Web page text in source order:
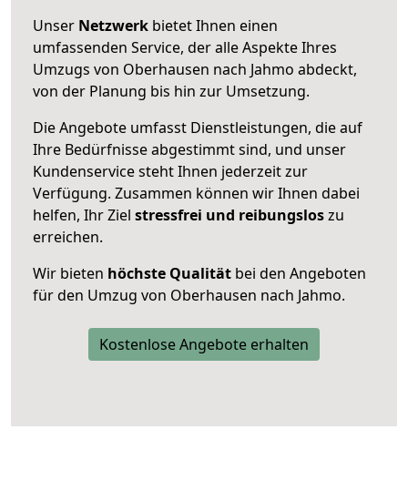
Unser Netzwerk bietet Ihnen einen
umfassenden Service, der alle Aspekte Ihres
Umzugs von Oberhausen nach Jahmo abdeckt,
von der Planung bis hin zur Umsetzung.
Die Angebote umfasst Dienstleistungen, die auf
Ihre Bedürfnisse abgestimmt sind, und unser
Kundenservice steht Ihnen jederzeit zur
Verfügung. Zusammen können wir Ihnen dabei
helfen, Ihr Ziel stressfrei und reibungsloszu
erreichen.
Wir bieten höchste Qualität bei den Angeboten
für den Umzug von Oberhausen nach Jahmo.
Kostenlose Angebote erhalten